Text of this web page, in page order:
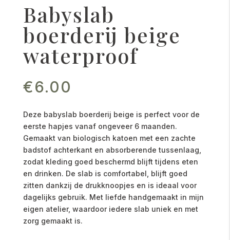
Babyslab
boerderij beige
waterproof
€6.00
Deze babyslab boerderij beige is perfect voor de
eerste hapjes vanaf ongeveer 6 maanden.
Gemaakt van biologisch katoen met een zachte
badstof achterkant en absorberende tussenlaag,
zodat kleding goed beschermd blijft tijdens eten
en drinken. De slab is comfortabel, blijft goed
zitten dankzij de drukknoopjes en is ideaal voor
dagelijks gebruik. Met liefde handgemaakt in mijn
eigen atelier, waardoor iedere slab uniek en met
zorg gemaakt is.